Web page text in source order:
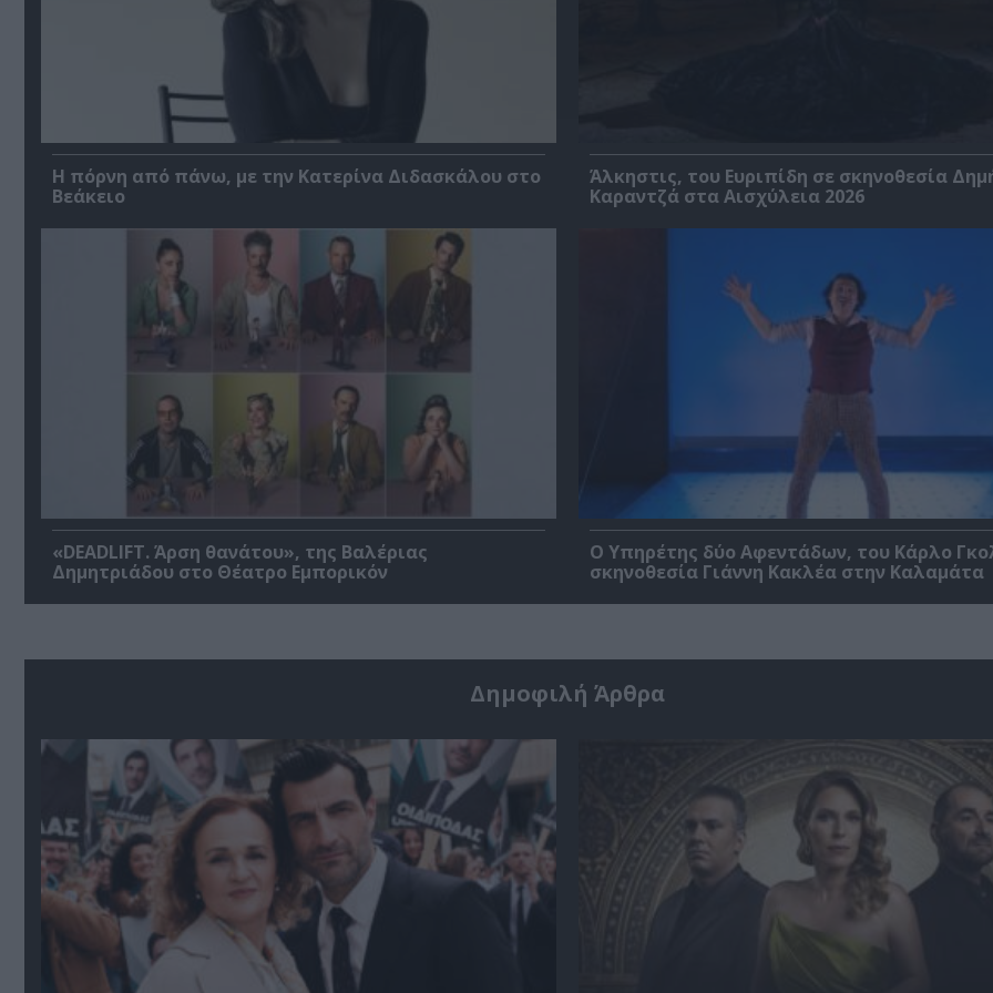
Η πόρνη από πάνω, με την Κατερίνα Διδασκάλου στο
Βεάκειο
Άλκηστις, του Ευριπίδη σε σκηνοθεσία
Καραντζά στα Αισχύλεια 2026
«DEADLIFT. Άρση θανάτου», της Βαλέριας
Δημητριάδου στο Θέατρο Εμπορικόν
Ο Υπηρέτης δύο Αφεντάδων, του Κάρλο
σκηνοθεσία Γιάννη Κακλέα στην Καλαμάτα
Δημοφιλή Άρθρα